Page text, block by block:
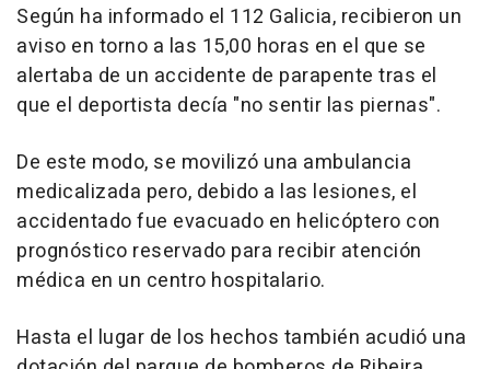
Según ha informado el 112 Galicia, recibieron un
aviso en torno a las 15,00 horas en el que se
alertaba de un accidente de parapente tras el
que el deportista decía "no sentir las piernas".
De este modo, se movilizó una ambulancia
medicalizada pero, debido a las lesiones, el
accidentado fue evacuado en helicóptero con
prognóstico reservado para recibir atención
médica en un centro hospitalario.
Hasta el lugar de los hechos también acudió una